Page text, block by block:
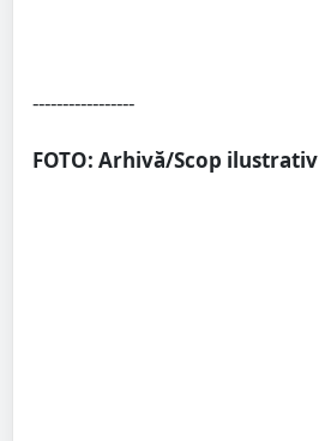
-----------------
FOTO: Arhivă/Scop ilustrativ